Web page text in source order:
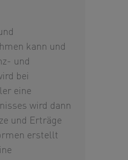
kann und
und
bei
eine
wird dann
und Erträge
erstellt